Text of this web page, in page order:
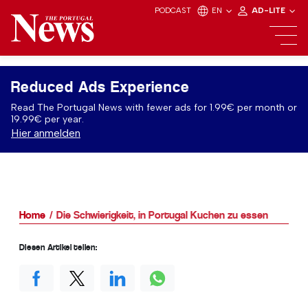
PODCAST EN AD-LITE
Reduced Ads Experience
Read The Portugal News with fewer ads for 1.99€ per month or
19.99€ per year.
Hier anmelden
Home Die Schwierigkeit, in Portugal Kuchen zu essen
Diesen Artikel teilen: